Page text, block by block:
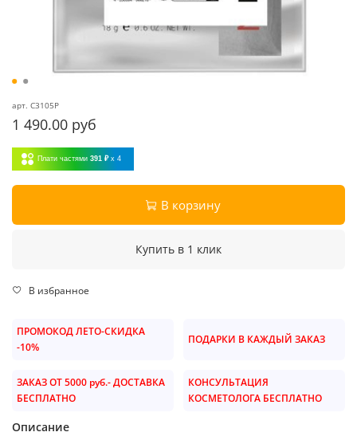
арт. C3105P
1 490.00 руб
Плати частями 391 ₽ x 4
В корзину
Купить в 1 клик
В избранное
ПРОМОКОД ЛЕТО-СКИДКА
-10%
ПОДАРКИ В КАЖДЫЙ ЗАКАЗ
ЗАКАЗ ОТ 5000 руб.- ДОСТАВКА
БЕСПЛАТНО
КОНСУЛЬТАЦИЯ
КОСМЕТОЛОГА БЕСПЛАТНО
Описание